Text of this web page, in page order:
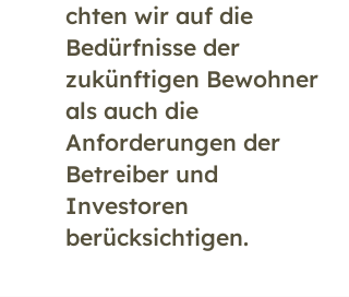
chten wir auf die
Bedürfnisse der
zukünftigen Bewohner
als auch die
Anforderungen der
Betreiber und
Investoren
berücksichtigen.